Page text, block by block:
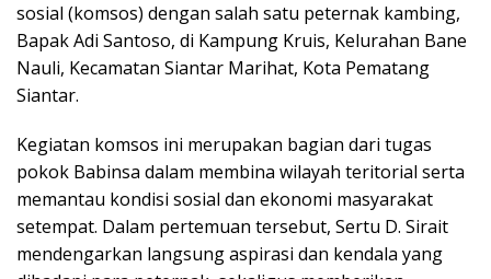
sosial (komsos) dengan salah satu peternak kambing,
Bapak Adi Santoso, di Kampung Kruis, Kelurahan Bane
Nauli, Kecamatan Siantar Marihat, Kota Pematang
Siantar.
Kegiatan komsos ini merupakan bagian dari tugas
pokok Babinsa dalam membina wilayah teritorial serta
memantau kondisi sosial dan ekonomi masyarakat
setempat. Dalam pertemuan tersebut, Sertu D. Sirait
mendengarkan langsung aspirasi dan kendala yang